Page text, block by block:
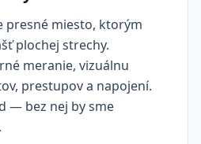
presné miesto, ktorým
plochej strechy.
meranie, vizuálnu
prestupov a napojení.
— bez nej by sme